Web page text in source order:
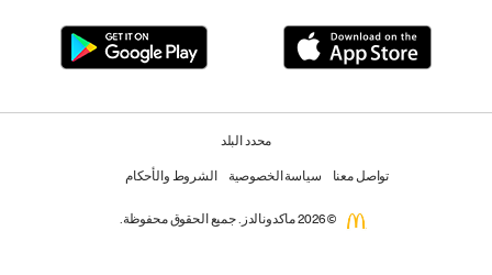
محدد البلد
تواصل معنا سياسة الخصوصية الشروط والأحكام
© 2026 ماكدونالدز. جميع الحقوق محفوظة.